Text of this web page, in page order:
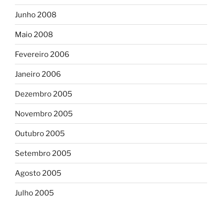
Junho 2008
Maio 2008
Fevereiro 2006
Janeiro 2006
Dezembro 2005
Novembro 2005
Outubro 2005
Setembro 2005
Agosto 2005
Julho 2005